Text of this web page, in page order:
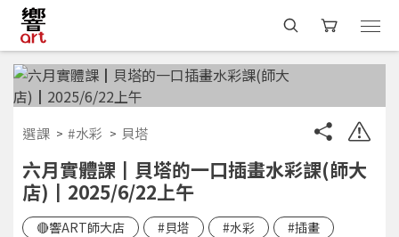
選課 #水彩 貝塔
六月實體課┃貝塔的一口插畫水彩課(師大
店)┃2025/6/22上午
🔴響ART師大店 #貝塔 #水彩
#插畫